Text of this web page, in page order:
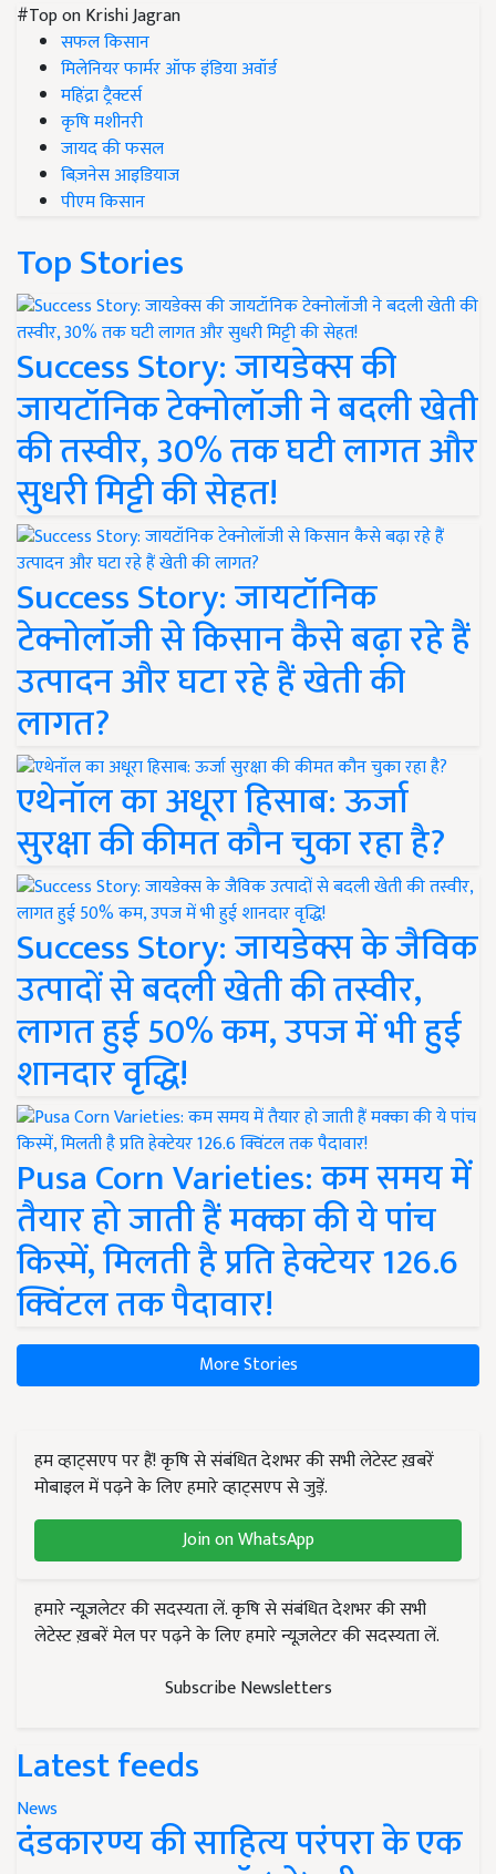
#Top on Krishi Jagran
सफल किसान
मिलेनियर फार्मर ऑफ इंडिया अवॉर्ड
महिंद्रा ट्रैक्टर्स
कृषि मशीनरी
जायद की फसल
बिज़नेस आइडियाज
पीएम किसान
Top Stories
Success Story: जायडेक्स की
जायटॉनिक टेक्नोलॉजी ने बदली खेती
की तस्वीर, 30% तक घटी लागत और
सुधरी मिट्टी की सेहत!
Success Story: जायटॉनिक
टेक्नोलॉजी से किसान कैसे बढ़ा रहे हैं
उत्पादन और घटा रहे हैं खेती की
लागत?
एथेनॉल का अधूरा हिसाब: ऊर्जा
सुरक्षा की कीमत कौन चुका रहा है?
Success Story: जायडेक्स के जैविक
उत्पादों से बदली खेती की तस्वीर,
लागत हुई 50% कम, उपज में भी हुई
शानदार वृद्धि!
Pusa Corn Varieties: कम समय में
तैयार हो जाती हैं मक्का की ये पांच
किस्में, मिलती है प्रति हेक्टेयर 126.6
क्विंटल तक पैदावार!
More Stories
हम व्हाट्सएप पर हैं! कृषि से संबंधित देशभर की सभी लेटेस्ट ख़बरें
मोबाइल में पढ़ने के लिए हमारे व्हाट्सएप से जुड़ें.
Join on WhatsApp
हमारे न्यूज़लेटर की सदस्यता लें. कृषि से संबंधित देशभर की सभी
लेटेस्ट ख़बरें मेल पर पढ़ने के लिए हमारे न्यूज़लेटर की सदस्यता लें.
Subscribe Newsletters
Latest feeds
News
दंडकारण्य की साहित्य परंपरा के एक